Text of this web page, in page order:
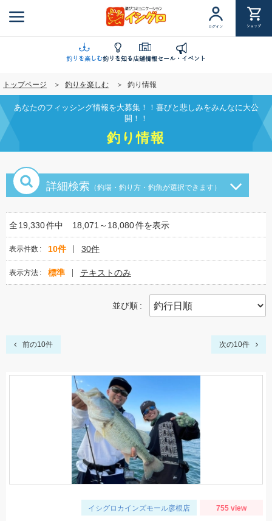
ン
に
移
動
ログイン ショップ
釣りを楽しむ釣りを知る店舗情報セール・イベント
トップページ 釣りを楽しむ 釣り情報
あなたのフィッシング情報を大募集！！喜びと悲しみをみんなに大公
開！！
釣り情報
詳細検索 （釣場・釣り方・釣魚が選択できます）
全19,330件中 18,071～18,080件を表示
表示件数 10件 30件
表示方法 標準 テキストのみ
並び順
前の10件 次の10件
イシグロカインズモール彦根店 755 view